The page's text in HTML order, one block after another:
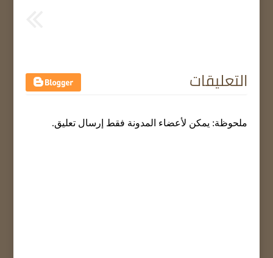
التعليقات
ملحوظة: يمكن لأعضاء المدونة فقط إرسال تعليق.